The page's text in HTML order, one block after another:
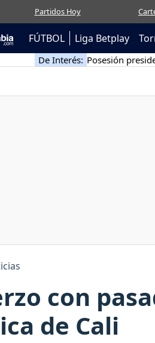
Partidos Hoy
FÚTBOL Liga Betplay
De Interés: Posesión
con
de Cali